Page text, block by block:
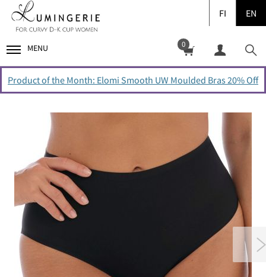
FI EN
MENU 0
Product of the Month: Elomi Smooth UW Moulded Bras 20% Off